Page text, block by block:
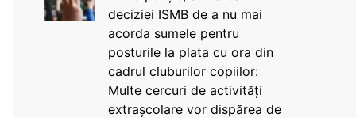
deciziei ISMB de a nu mai
acorda sumele pentru
posturile la plata cu ora din
cadrul cluburilor copiilor:
Multe cercuri de activități
extrașcolare vor dispărea de